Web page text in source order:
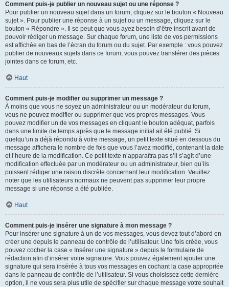
Comment puis-je publier un nouveau sujet ou une réponse ?
Pour publier un nouveau sujet dans un forum, cliquez sur le bouton « Nouveau
sujet ». Pour publier une réponse à un sujet ou un message, cliquez sur le
bouton « Répondre ». Il se peut que vous ayez besoin d’être inscrit avant de
pouvoir rédiger un message. Sur chaque forum, une liste de vos permissions
est affichée en bas de l’écran du forum ou du sujet. Par exemple : vous pouvez
publier de nouveaux sujets dans ce forum, vous pouvez transférer des pièces
jointes dans ce forum, etc.
Haut
Comment puis-je modifier ou supprimer un message ?
À moins que vous ne soyez un administrateur ou un modérateur du forum,
vous ne pouvez modifier ou supprimer que vos propres messages. Vous
pouvez modifier un de vos messages en cliquant le bouton adéquat, parfois
dans une limite de temps après que le message initial ait été publié. Si
quelqu’un a déjà répondu à votre message, un petit texte situé en dessous du
message affichera le nombre de fois que vous l’avez modifié, contenant la date
et l’heure de la modification. Ce petit texte n’apparaîtra pas s’il s’agit d’une
modification effectuée par un modérateur ou un administrateur, bien qu’ils
puissent rédiger une raison discrète concernant leur modification. Veuillez
noter que les utilisateurs normaux ne peuvent pas supprimer leur propre
message si une réponse a été publiée.
Haut
Comment puis-je insérer une signature à mon message ?
Pour insérer une signature à un de vos messages, vous devez tout d’abord en
créer une depuis le panneau de contrôle de l’utilisateur. Une fois créée, vous
pouvez cocher la case « Insérer une signature » depuis le formulaire de
rédaction afin d’insérer votre signature. Vous pouvez également ajouter une
signature qui sera insérée à tous vos messages en cochant la case appropriée
dans le panneau de contrôle de l’utilisateur. Si vous choisissez cette dernière
option, il ne vous sera plus utile de spécifier sur chaque message votre souhait